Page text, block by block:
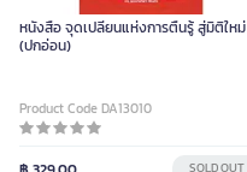
หนังสือ จุดเปลี่ยนแห่งการตื่นรู้ สู่มิติใหม่
(ปกอ่อน)
Product Code DA13010
SOLD OUT